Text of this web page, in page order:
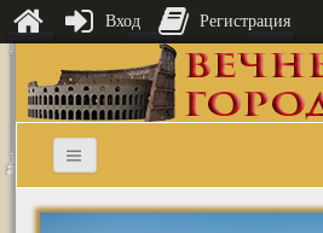
Вход Регистрация